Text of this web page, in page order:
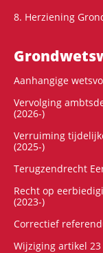
8. Herziening
Aanhangige
Vervolging
(2026-)
Verruiming
(2025-)
Terugzendrecht
Recht op
(2023-)
Correctief
Wijziging artikel